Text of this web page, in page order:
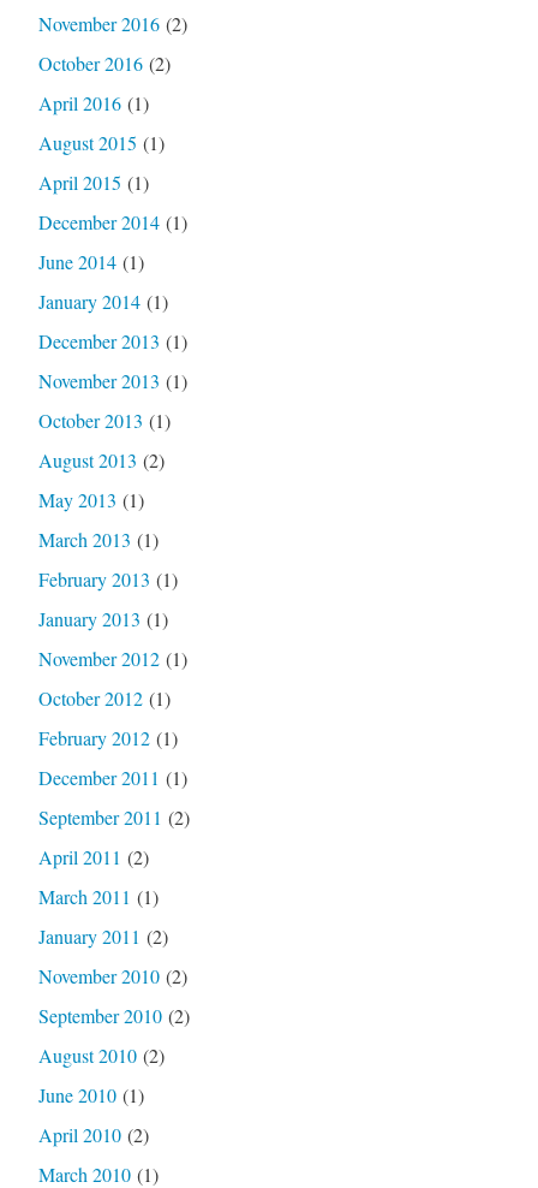
November 2016(2)
October 2016(2)
April 2016(1)
August 2015 (1)
April 2015 (1)
December 2014(1)
June 2014(1)
January 2014(1)
December 2013 (1)
November 2013 (1)
October 2013 (1)
August 2013 (2)
May 2013 (1)
March 2013 (1)
February 2013 (1)
January 2013 (1)
November 2012(1)
October 2012(1)
February 2012(1)
December 2011 (1)
September 2011 (2)
April 2011 (2)
March 2011 (1)
January 2011 (2)
November 2010(2)
September 2010(2)
August 2010(2)
June 2010(1)
April 2010(2)
March 2010(1)